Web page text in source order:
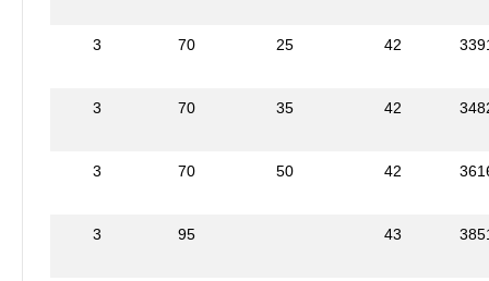
3 70 25 42
3 70 35 42
3 70 50 42
3 95 43